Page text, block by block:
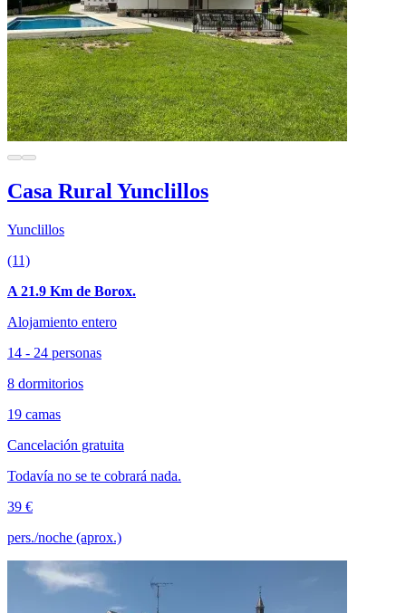
Casa Rural Yunclillos
Yunclillos
(11)
A 21.9 Km de Borox.
Alojamiento entero
14 - 24 personas
8 dormitorios
19 camas
Cancelación gratuita
Todavía no se te cobrará nada.
39 €
pers./noche (aprox.)